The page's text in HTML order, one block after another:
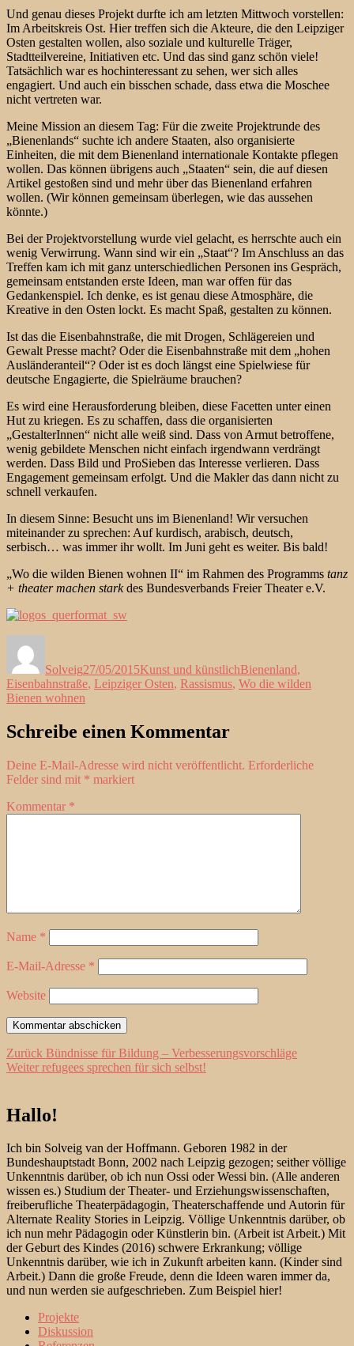
Und genau dieses Projekt durfte ich am letzten Mittwoch vorstellen:
Im Arbeitskreis Ost. Hier treffen sich die Akteure, die den Leipziger
Osten gestalten wollen, also soziale und kulturelle Träger,
Stadtteilvereine, Initiativen etc. Und das sind ganz schön viele!
Tatsächlich war es hochinteressant zu sehen, wer sich alles
engagiert. Und auch ein bisschen schade, dass etwa die Moschee
nicht vertreten war.
Meine Mission an diesem Tag: Für die zweite Projektrunde des
„Bienenlands“ suchte ich andere Staaten, also organisierte
Einheiten, die mit dem Bienenland internationale Kontakte pflegen
wollen. Das können übrigens auch „Staaten“ sein, die auf diesen
Artikel gestoßen sind und mehr über das Bienenland erfahren
wollen. (Wir können gemeinsam überlegen, wie das aussehen
könnte.)
Bei der Projektvorstellung wurde viel gelacht, es herrschte auch ein
wenig Verwirrung. Wann sind wir ein „Staat“? Im Anschluss an das
Treffen kam ich mit ganz unterschiedlichen Personen ins Gespräch,
gemeinsam entstanden erste Ideen, man war offen für das
Gedankenspiel. Ich denke, es ist genau diese Atmosphäre, die
Kreative in den Osten lockt. Es macht Spaß, gestalten zu können.
Ist das die Eisenbahnstraße, die mit Drogen, Schlägereien und
Gewalt Presse macht? Oder die Eisenbahnstraße mit dem „hohen
Ausländeranteil“? Oder ist es doch längst eine Spielwiese für
deutsche Engagierte, die Spielräume brauchen?
Es wird eine Herausforderung bleiben, diese Facetten unter einen
Hut zu kriegen. Es zu schaffen, dass die organisierten
„GestalterInnen“ nicht alle weiß sind. Dass von Armut betroffene,
wenig gebildete Menschen nicht einfach irgendwann verdrängt
werden. Dass Bild und ProSieben das Interesse verlieren. Dass
Engagement gemeinsam erfolgt. Und die Makler das dann nicht zu
schnell verkaufen.
In diesem Sinne: Besucht uns im Bienenland! Wir versuchen
miteinander zu sprechen: Auf kurdisch, arabisch, deutsch,
serbisch… was immer ihr wollt. Im Juni geht es weiter. Bis bald!
„Wo die wilden Bienen wohnen II“ im Rahmen des Programms tanz
+ theater machen starkdes Bundesverbands Freier Theater e.V.
Solveig27/05/2015Kunst und künstlichBienenland,
Eisenbahnstraße, Leipziger Osten, Rassismus, Wo die wilden
Bienen wohnen
Schreibe einen Kommentar
Deine E-Mail-Adresse wird nicht veröffentlicht. Erforderliche
Felder sind mit * markiert
Kommentar *
Name *
E-Mail-Adresse *
Website
Beitragsnavigation
Zurück Vorheriger
Beitrag:
Bündnisse für Bildung – Verbesserungsvorschläge
Weiter Nächster
refugees sprechen für sich selbst!
Hallo!
Ich bin Solveig van der Hoffmann. Geboren 1982 in der
Bundeshauptstadt Bonn, 2002 nach Leipzig gezogen; seither völlige
Unkenntnis darüber, ob ich nun Ossi oder Wessi bin. (Alle anderen
wissen es.) Studium der Theater- und Erziehungswissenschaften,
freiberufliche Theaterpädagogin, Theaterschaffende und Autorin für
Alternate Reality Stories in Leipzig. Völlige Unkenntnis darüber, ob
ich nun mehr Pädagogin oder Künstlerin bin. (Arbeit ist Arbeit.) Mit
der Geburt des Kindes (2016) schwere Erkrankung; völlige
Unkenntnis darüber, wie ich in Zukunft arbeiten kann. (Kinder sind
Arbeit.) Dann die große Freude, denn die Ideen waren immer da,
und nun werden sie aufgeschrieben. Zum Beispiel hier!
Projekte
Diskussion